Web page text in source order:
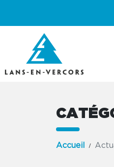
Accueil